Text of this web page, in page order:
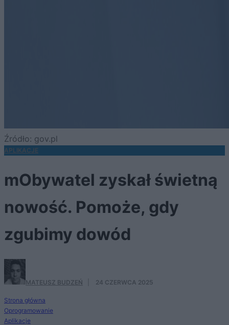
Źródło: gov.pl
APLIKACJE
mObywatel zyskał świetną
nowość. Pomoże, gdy
zgubimy dowód
MATEUSZ BUDZEŃ 24 CZERWCA 2025
Strona główna
Oprogramowanie
Aplikacje